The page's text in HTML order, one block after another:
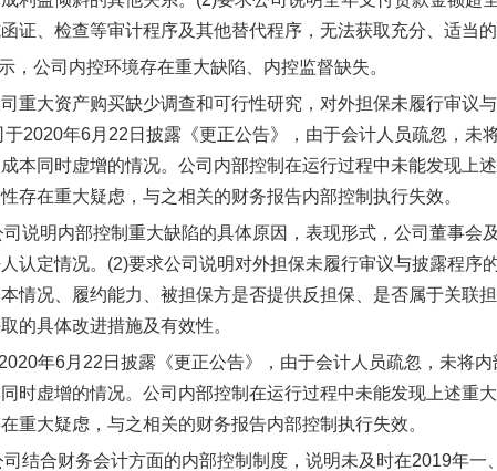
证、检查等审计程序及其他替代程序，无法获取充分、适当的
，公司内控环境存在重大缺陷、内控监督缺失。
重大资产购买缺少调查和可行性研究，对外担保未履行审议
于2020年6月22日披露《更正公告》，由于会计人员疏忽，未
本同时虚增的情况。公司内部控制在运行过程中未能发现上
存在重大疑虑，与之相关的财务报告内部控制执行失效。
司说明内部控制重大缺陷的具体原因，表现形式，公司董事会
认定情况。(2)要求公司说明对外担保未履行审议与披露程序
情况、履约能力、被担保方是否提供反担保、是否属于关联
的具体改进措施及有效性。
年6月22日披露《更正公告》，由于会计人员疏忽，未将
时虚增的情况。公司内部控制在运行过程中未能发现上述重
重大疑虑，与之相关的财务报告内部控制执行失效。
司结合财务会计方面的内部控制制度，说明未及时在2019年